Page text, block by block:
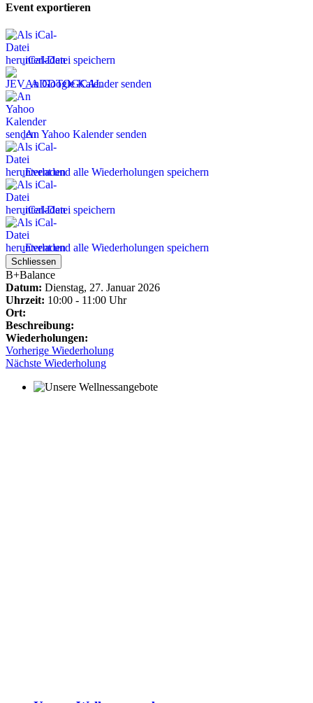
Event exportieren
iCal-Datei speichern
An Google Kalender senden
An Yahoo Kalender senden
Event und alle Wiederholungen speichern
iCal-Datei speichern
Event und alle Wiederholungen speichern
Schliessen
B+Balance
Datum: Dienstag, 27. Januar 2026
Uhrzeit: 10:00 - 11:00 Uhr
Ort:
Beschreibung:
Wiederholungen:
Vorherige Wiederholung
Nächste Wiederholung